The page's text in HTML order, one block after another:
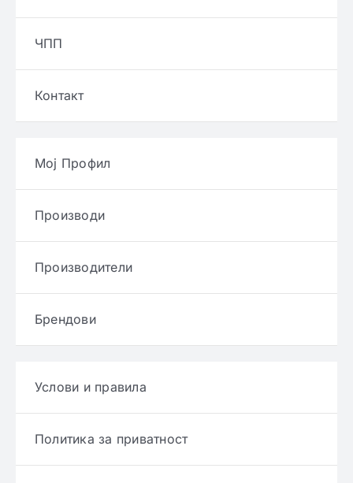
ЧПП
Контакт
Мој Профил
Производи
Производители
Брендови
Услови и правила
Политика за приватност